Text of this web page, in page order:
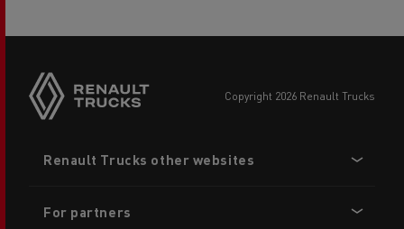
copyright 2026 Renault Trucks
menu
Renault Trucks other websites
For partners